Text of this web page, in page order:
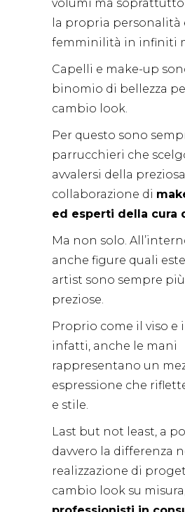
volumi ma
la propria personalità
femminilità in infiniti
Capelli e make-up
binomio di bellezza
cambio look.
Per questo sono
parrucchieri che
avvalersi della preziosa
collaborazione di
ed esperti della cura
Ma non solo.
anche figure quali
artist sono sempre
preziose.
Proprio come il viso e
infatti, anche le mani
rappresentano un
espressione che
e stile.
Last but not least, a
davvero la differenza
realizzazione di
cambio look su